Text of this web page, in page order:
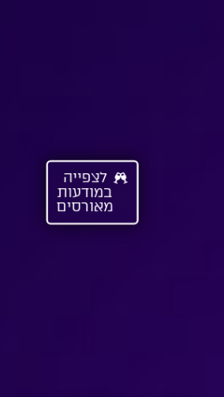
במודעות
מאורסים